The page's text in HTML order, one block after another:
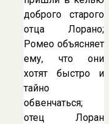
доброго старого
отца Лорано;
Ромео объясняет
ему, что они
хотят быстро и
тайно
обвенчаться;
отец Лоран